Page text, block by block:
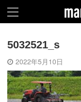
5032521_s
2022年5月10日